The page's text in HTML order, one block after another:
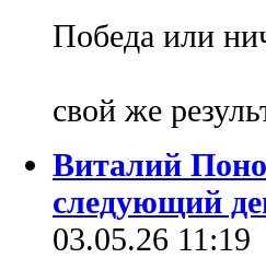
Победа или
свой же
Виталий
следующий
03.05.26 11:19